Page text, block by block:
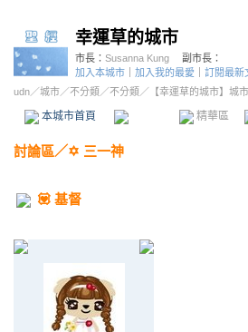
幸運草的城市
市長： Susanna Kung
副市長：
加入本城市
加入我的最愛
訂閱最新
udn／城市／不分類 ／不分類 ／ 【幸運草的城市】城市
本城市首頁 精華區
討論區／✡️ 三一神
💟 基督